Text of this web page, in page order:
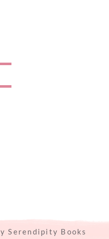
Serendipity Books